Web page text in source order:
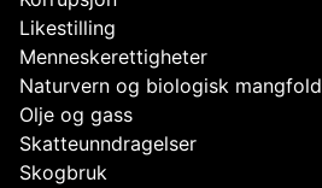
Likestilling
Menneskerettigheter
Naturvern og biologisk mangfold
Olje og gass
Skatteunndragelser
Skogbruk